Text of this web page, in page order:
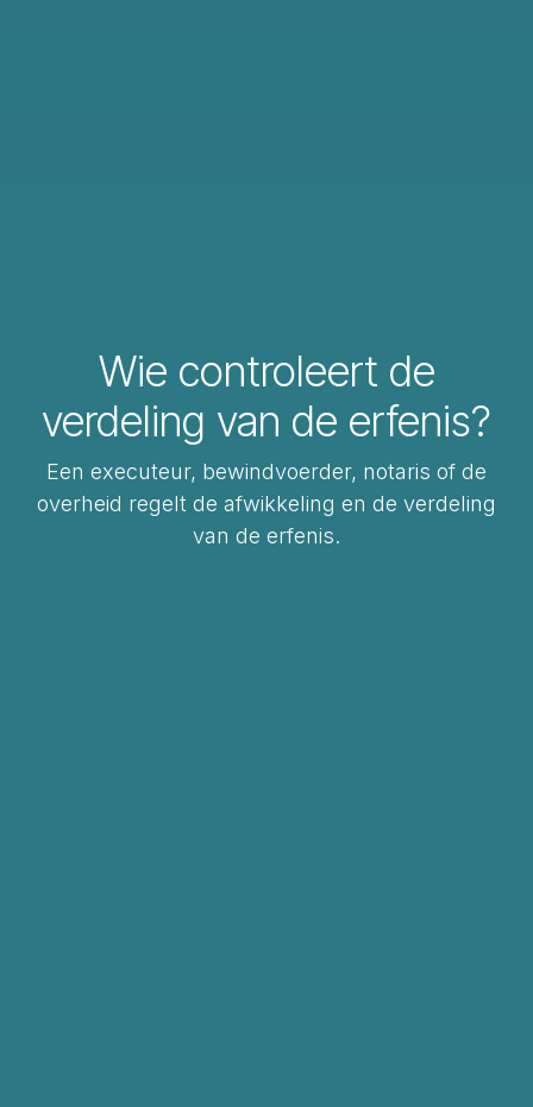
Wie controleert de
verdeling van de erfenis?
Een executeur, bewindvoerder, notaris of de
overheid regelt de afwikkeling en de verdeling
van de erfenis.